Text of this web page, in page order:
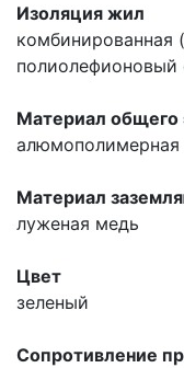
Изоляция жил
комбинированная
полиолефионовый
Материал общего
алюмополимерная
Материал
луженая медь
Цвет
зеленый
Сопpотивление